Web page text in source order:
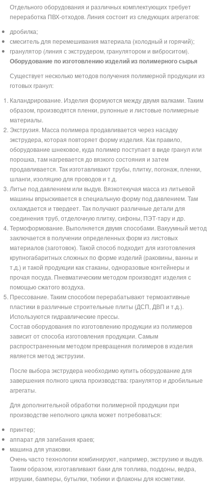
Отдельного оборудования и различных комплектующих требует
переработка ПВХ-отходов. Линия состоит из следующих агрегатов:
дробилка;
смеситель для перемешивания материала (холодный и горячий);
гранулятор (линия с экструдером, гранулятором и виброситом).
Оборудование по изготовлению изделий из полимерного сырья
Существует несколько методов получения полимерной продукции из
готовых гранул:
Каландрирование. Изделия формуются между двумя валками. Таким
образом, производятся пленки, рулонные и листовые полимерные
материалы.
Экструзия. Масса полимера продавливается через насадку
экструдера, которая повторяет форму изделия. Как правило,
оборудование шнековое, куда полимер поступает в виде гранул или
порошка, там нагревается до вязкого состояния и затем
продавливается. Так изготавливают трубы, плитку, погонаж, пленки,
шланги, изоляцию для проводов и т.д.
Литье под давлением или выдув. Вязкотекучая масса из литьевой
машины впрыскивается в специальную форму под давлением. Там
охлаждается и твердеет. Так получают различные детали для
соединения труб, отделочную плитку, сифоны, ПЭТ-тару и др.
Термоформование. Выполняется двумя способами. Вакуумный метод
заключается в получении определенных форм из листовых
материалов (заготовок). Такой способ подходит для изготовления
крупногабаритных сложных по форме изделий (раковины, ванны и
т.д.) и такой продукции как стаканы, одноразовые контейнеры и
прочая посуда. Пневматическим методом производят изделия с
помощью сжатого воздуха.
Прессование. Таким способом перерабатывают термоактивные
пластики в различные строительные плиты (ДСП, ДВП и т.д.).
Используются гидравлические прессы.
Состав оборудования по изготовлению продукции из полимеров
зависит от способа изготовления продукции. Самым
распространенным методом превращения полимеров в изделия
является метод экструзии.
После выбора экструдера необходимо купить оборудование для
завершения полного цикла производства: гранулятор и дробильные
агрегаты.
Для дополнительной обработки полимерной продукции при
производстве неполного цикла может потребоваться:
принтер;
аппарат для загибания краев;
машина для упаковки.
Очень часто технологии комбинируют, например, экструзию и выдув.
Таким образом, изготавливают баки для топлива, поддоны, ведра,
игрушки, бамперы, бутылки, тюбики и флаконы для косметики.